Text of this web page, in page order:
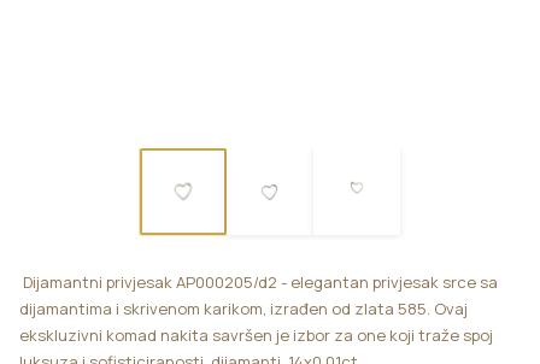
Dijamantni privjesak AP000205/d2 - elegantan privjesak srce sa
dijamantima i skrivenom karikom, izrađen od zlata 585. Ovaj
ekskluzivni komad nakita savršen je izbor za one koji traže spoj